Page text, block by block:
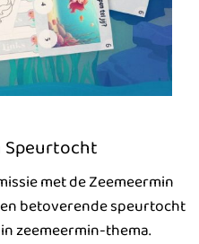
Speurtocht
met de Zeemeermin
betoverende speurtocht
zeemeermin-thema.